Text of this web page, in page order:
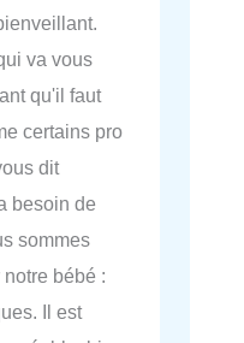
va vous
qu'il faut
certains pro
dit
besoin de
sommes
bébé :
Il est